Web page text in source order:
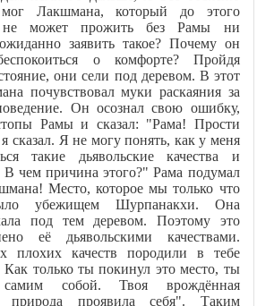
Лакшмана, который до этого
не может прожить без Рамы ни
заявить такое? Почему он
о комфорте? Пройдя
они сели под деревом. В этот
почувствовал муки раскаяния за
Он осознал свою ошибку,
Рамы и сказал: "Рама! Прости
сказал. Я не могу понять, как у меня
такие дьявольские качества и
чем причина этого?" Рама подумал
Место, которое мы только что
убежищем Шурпанакхи. Она
под тем деревом. Поэтому это
её дьявольскими качествами.
плохих качеств породили в тебе
только ты покинул это место, ты
собой. Твоя врождённая
природа проявила себя". Таким